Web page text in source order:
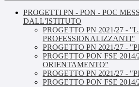
PROGETTI PN - PON - POC
DALL'ISTITUTO
PROGETTO PN 2021/27 -
PROFESSIONALIZZANTI"
PROGETTO PN 2021/27 -
PROGETTO PON FSE 2014/
ORIENTAMENTO"
PROGETTO PN 2021/27 -
PROGETTO PON FSE